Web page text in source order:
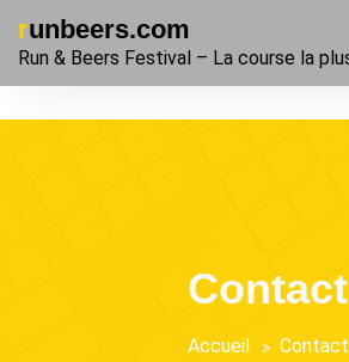
contenu
runbeers.com
Run & Beers Festival – La course la
Contact
Accueil Contact